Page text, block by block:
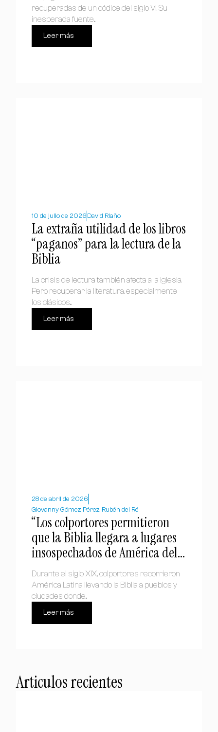
recuperadas de un códice del siglo VI. Su
inesperada fuente...
Leer más
10 de julio de 2026 David Riaño
La extraña utilidad de los libros
“paganos” para la lectura de la
Biblia
La crisis de lectura también afecta a la Iglesia.
Pero recuperar la literatura, especialmente
los clásicos...
Leer más
28 de abril de 2026
Giovanny Gómez Pérez, Rubén del Ré
“Los colportores permitieron
que la Biblia llegara a lugares
insospechados de América del
Sur”, Rubén del Ré
Durante el siglo XIX, colportores recorrieron
América Latina llevando la Biblia a pueblos y
ciudades donde...
Leer más
Articulos recientes